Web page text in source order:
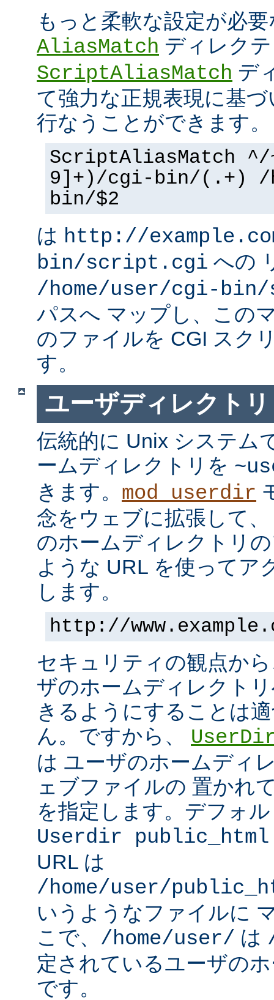
もっと柔軟な設定が必
AliasMatch ディレク
ScriptAliasMatch デ
て強力な正規表現に基
行なうことができます
ScriptAliasMatch
9]+)/cgi-bin/(.+) /
bin/$2
は http://
bin/script.cgi への
/home/user/cgi-
パスへ マップし、この
のファイルを CGI スク
す。
ユーザディレクトリ
伝統的に Unix システム
ームディレクトリを
きます。 mod_userdir
念をウェブに拡張して
のホームディレクトリ
ような URL を使ってア
します。
http://
セキュリティの観点か
ザのホームディレクト
きるようにすることは
ん。ですから、
は ユーザのホームディ
ェブファイルの 置かれ
を指定します。デフォ
Userdir public_html
URL は
/home/user/
いうようなファイルに
こで、 /home/user/ は
定されているユーザの
です。